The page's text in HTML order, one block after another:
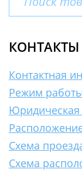
КОНТАКТЫ
Контактная
Режим
Схема
Схема